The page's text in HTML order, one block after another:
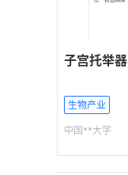
子宫托举器
生物产业
中国**大学